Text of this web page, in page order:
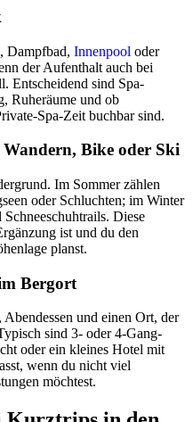
Dampfbad, Innenpool oder
der Aufenthalt auch bei
Entscheidend sind Spa-
Ruheräume und ob
Spa-Zeit buchbar sind.
Bike oder Ski
Im Sommer zählen
oder Schluchten; im Winter
Diese
ist und du den
planst.
Bergort
und einen Ort, der
sind 3- oder 4-Gang-
oder ein kleines Hotel mit
wenn du nicht viel
möchtest.